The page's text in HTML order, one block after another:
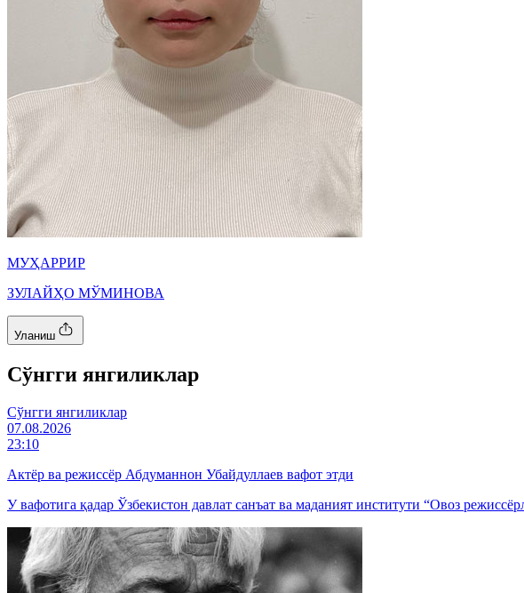
МУҲАРРИР
ЗУЛАЙҲО МЎМИНОВА
Уланиш
Cўнгги янгиликлар
Cўнгги янгиликлар
07.08.2026
23:10
Актёр ва режиссёр Абдуманнон Убайдуллаев вафот этди
У вафотига қадар Ўзбекистон давлат санъат ва маданият институти “Овоз